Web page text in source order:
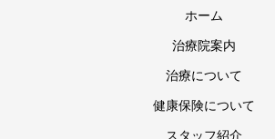
ホーム
治療院案内
治療について
健康保険について
スタッフ紹介